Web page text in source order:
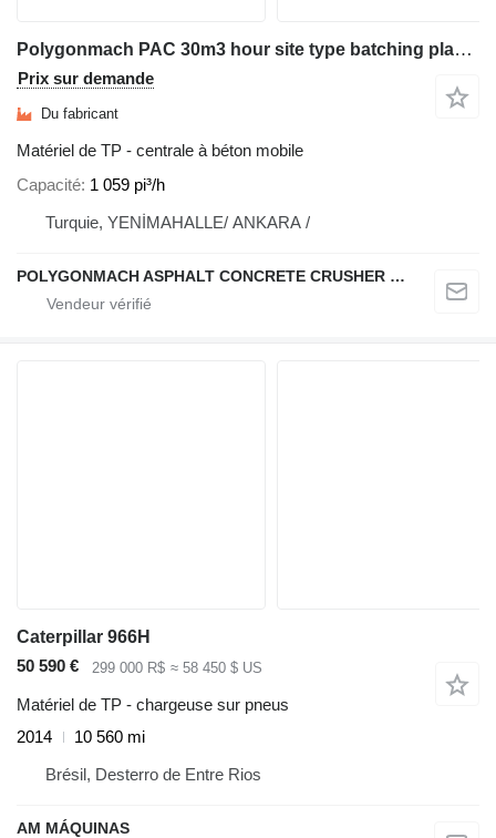
Polygonmach PAC 30m3 hour site type batching plant- ultra mobile
Prix sur demande
Du fabricant
Matériel de TP - centrale à béton mobile
Capacité 1 059 pi³/h
Turquie, YENİMAHALLE/ ANKARA /
POLYGONMACH ASPHALT CONCRETE CRUSHER SYSTEMS
Caterpillar 966H
50 590 €
299 000 R$ ≈ 58 450 $ US
Matériel de TP - chargeuse sur pneus
2014
10 560 mi
Brésil, Desterro de Entre Rios
AM MÁQUINAS